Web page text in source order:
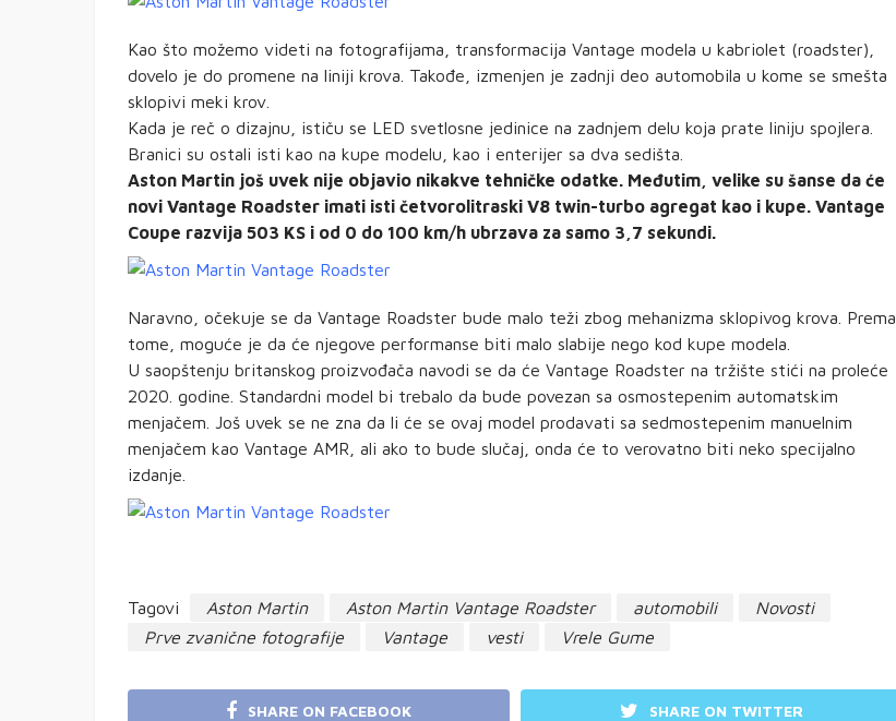
Kao što možemo videti na fotografijama, transformacija Vantage modela u kabriolet (roadster),
dovelo je do promene na liniji krova. Takođe, izmenjen je zadnji deo automobila u kome se smešta
sklopivi meki krov.
Kada je reč o dizajnu, ističu se LED svetlosne jedinice na zadnjem delu koja prate liniju spojlera.
Branici su ostali isti kao na kupe modelu, kao i enterijer sa dva sedišta.
Aston Martin još uvek nije objavio nikakve tehničke odatke. Međutim, velike su šanse da će
novi Vantage Roadster imati isti četvorolitraski V8 twin-turbo agregat kao i kupe. Vantage
Coupe razvija 503 KS i od 0 do 100 km/h ubrzava za samo 3,7 sekundi.
Naravno, očekuje se da Vantage Roadster bude malo teži zbog mehanizma sklopivog krova. Prema
tome, moguće je da će njegove performanse biti malo slabije nego kod kupe modela.
U saopštenju britanskog proizvođača navodi se da će Vantage Roadster na tržište stići na proleće
2020. godine. Standardni model bi trebalo da bude povezan sa osmostepenim automatskim
menjačem. Još uvek se ne zna da li će se ovaj model prodavati sa sedmostepenim manuelnim
menjačem kao Vantage AMR, ali ako to bude slučaj, onda će to verovatno biti neko specijalno
izdanje.
Tagovi Aston Martin Aston Martin Vantage Roadster automobili
Novosti
Prve zvanične fotografije
Vantage vesti Vrele Gume
SHARE ON FACEBOOK SHARE ON TWITTER